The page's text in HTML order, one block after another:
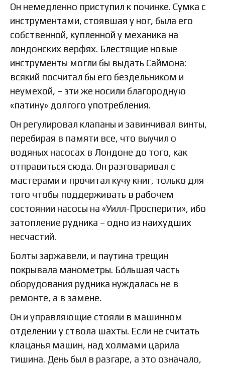
Он немедленно приступил к починке. Сумка с
инструментами, стоявшая у ног, была его
собственной, купленной у механика на
лондонских верфях. Блестящие новые
инструменты могли бы выдать Саймона:
всякий посчитал бы его бездельником и
неумехой, – эти же носили благородную
«патину» долгого употребления.
Он регулировал клапаны и завинчивал винты,
перебирая в памяти все, что выучил о
водяных насосах в Лондоне до того, как
отправиться сюда. Он разговаривал с
мастерами и прочитал кучу книг, только для
того чтобы поддерживать в рабочем
состоянии насосы на «Уилл-Просперити», ибо
затопление рудника – одно из наихудших
несчастий.
Болты заржавели, и паутина трещин
покрывала манометры. Бо́льшая часть
оборудования рудника нуждалась не в
ремонте, а в замене.
Он и управляющие стояли в машинном
отделении у ствола шахты. Если не считать
клацанья машин, над холмами царила
тишина. День был в разгаре, а это означало,